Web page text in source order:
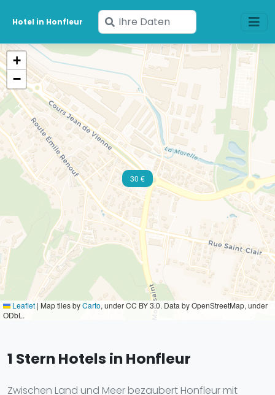
Hotel in Honfleur
Geben
Sie
Ihre
Daten
ein
30 €
+
−
Leaflet | Map tiles byCarto, under CC BY 3.0. Data by OpenStreetMap, under
ODbL.
1 Stern Hotels in Honfleur
Zwischen Land und Meer bezaubert Honfleur mit